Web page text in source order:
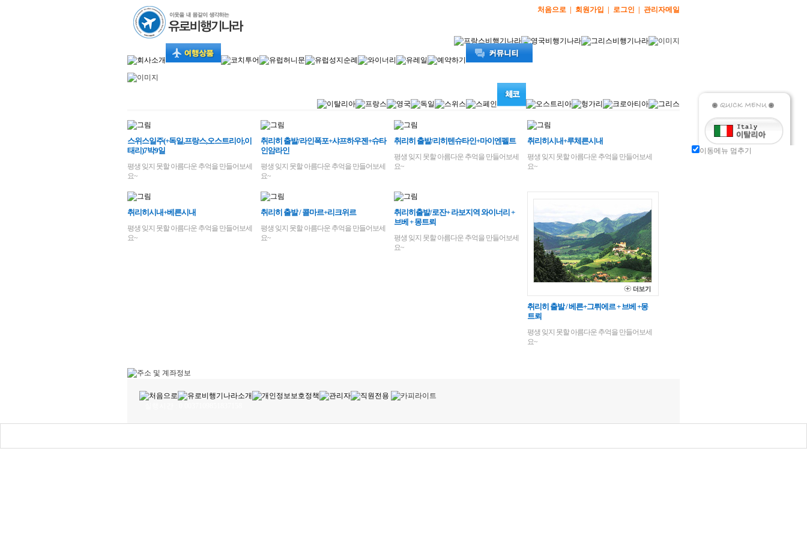
처음으로 회원가입 로그인 관리자메일
스위스일주(+독일,프랑스,오스트리아,이
태리)7박9일
평생 잊지 못할 아름다운 추억을 만들어보세
요~
취리히 출발/라인폭포+샤프하우젠+슈타
인암라인
평생 잊지 못할 아름다운 추억을 만들어보세
요~
취리히 출발/리히텐슈타인+마이엔펠트
평생 잊지 못할 아름다운 추억을 만들어보세
요~
취리히시내+루체른시내
평생 잊지 못할 아름다운 추억을 만들어보세
요~
취리히시내+베른시내
평생 잊지 못할 아름다운 추억을 만들어보세
요~
취리히 출발 / 콜마르+리크위르
평생 잊지 못할 아름다운 추억을 만들어보세
요~
취리히출발/로잔+ 라보지역 와이너리 +
브베 + 몽트뢰
평생 잊지 못할 아름다운 추억을 만들어보세
요~
취리히 출발 / 베른+그뤼에르 + 브베 +몽
트뢰
평생 잊지 못할 아름다운 추억을 만들어보세
요~